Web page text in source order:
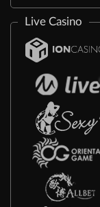
Live Casino